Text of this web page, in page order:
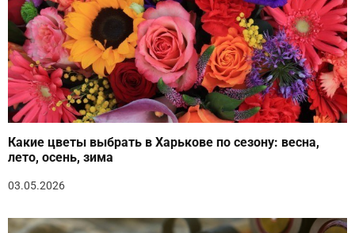
Какие цветы выбрать в Харькове по сезону: весна,
лето, осень, зима
03.05.2026